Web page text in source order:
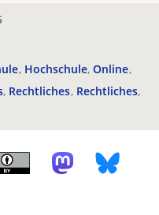
Hochschule Online
Rechtliches Rechtliches